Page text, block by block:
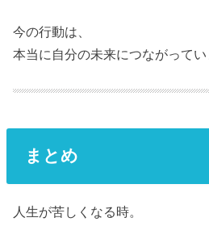
今の行動は、
本当に自分の未来につながってい
まとめ
人生が苦しくなる時。